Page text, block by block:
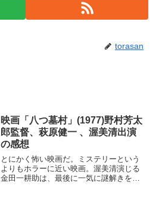
torasan
映画「八つ墓村」(1977)野村芳太
郎監督、萩原健一 、渥美清出演
の感想
とにかく怖い映画だ。ミステリーという
よりもホラーに近い映画。渥美清演じる
金田一耕助は、最後に一気に謎解きをす